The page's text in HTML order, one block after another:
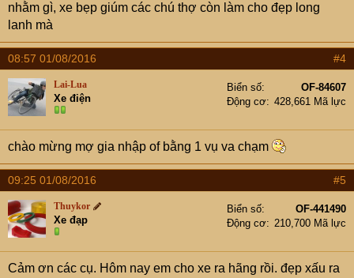
nhằm gì, xe bẹp giúm các chú thợ còn làm cho đẹp long
lanh mà
08:57 01/08/2016 #4
Lai-Lua
Xe điện
Biển số
OF-84607
Động cơ
428,661 Mã lực
chào mừng mợ gia nhập of bằng 1 vụ va chạm
09:25 01/08/2016 #5
Thuykor
Xe đạp
Biển số
OF-441490
Động cơ
210,700 Mã lực
Cảm ơn các cụ. Hôm nay em cho xe ra hãng rồi. đẹp xấu ra